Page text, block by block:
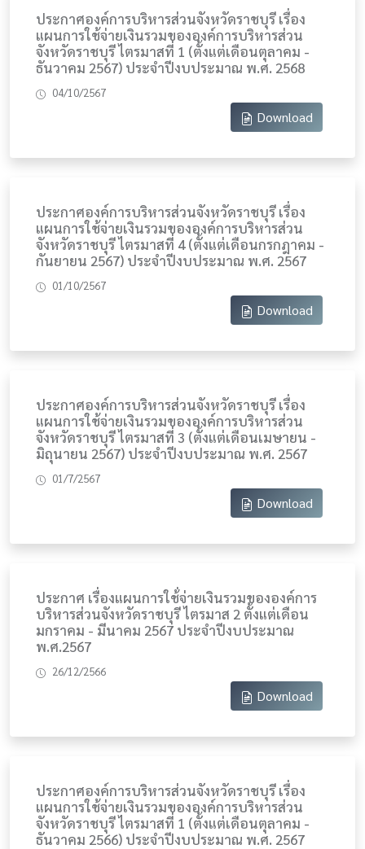
ประกาศองค์การบริหารส่วนจังหวัดราชบุรี เรื่อง
แผนการใช้จ่ายเงินรวมขององค์การบริหารส่วน
จังหวัดราชบุรี ไตรมาสที่ 1 (ตั้งแต่เดือนตุลาคม -
ธันวาคม 2567) ประจำปีงบประมาณ พ.ศ. 2568
04/10/2567
Download
ประกาศองค์การบริหารส่วนจังหวัดราชบุรี เรื่อง
แผนการใช้จ่ายเงินรวมขององค์การบริหารส่วน
จังหวัดราชบุรี ไตรมาสที่ 4 (ตั้งแต่เดือนกรกฎาคม -
กันยายน 2567) ประจำปีงบประมาณ พ.ศ. 2567
01/10/2567
Download
ประกาศองค์การบริหารส่วนจังหวัดราชบุรี เรื่อง
แผนการใช้จ่ายเงินรวมขององค์การบริหารส่วน
จังหวัดราชบุรี ไตรมาสที่ 3 (ตั้งแต่เดือนเมษายน -
มิถุนายน 2567) ประจำปีงบประมาณ พ.ศ. 2567
01/7/2567
Download
ประกาศ เรื่องแผนการใช้่จ่ายเงินรวมขององค์การ
บริหารส่วนจังหวัดราชบุรี ไตรมาส 2 ตั้งแต่เดือน
มกราคม - มีนาคม 2567 ประจำปีงบประมาณ
พ.ศ.2567
26/12/2566
Download
ประกาศองค์การบริหารส่วนจังหวัดราชบุรี เรื่อง
แผนการใช้จ่ายเงินรวมขององค์การบริหารส่วน
จังหวัดราชบุรี ไตรมาสที่ 1 (ตั้งแต่เดือนตุลาคม -
ธันวาคม 2566) ประจำปีงบประมาณ พ.ศ. 2567